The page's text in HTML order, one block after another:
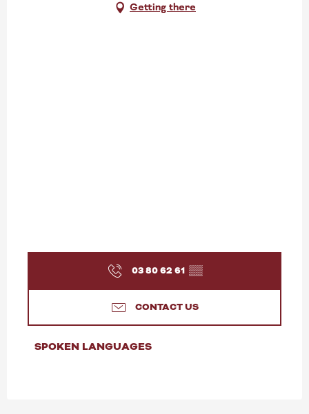
Getting there
03 80 62 61 ▒▒
CONTACT US
SPOKEN LANGUAGES
SPOKEN LANGUAGES